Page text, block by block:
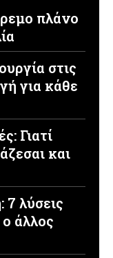
πλάνο
στις
για κάθε
Γιατί
και
λύσεις
άλλος